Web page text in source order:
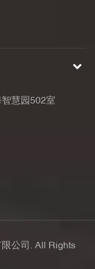
慧园502室
公司. All Rights